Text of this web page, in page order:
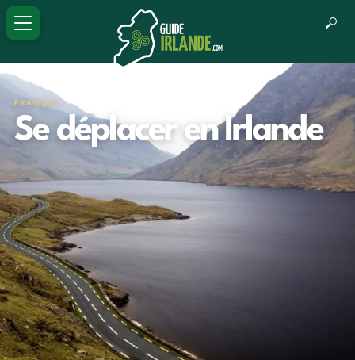
PRATIQUE
Se déplacer en Irlande